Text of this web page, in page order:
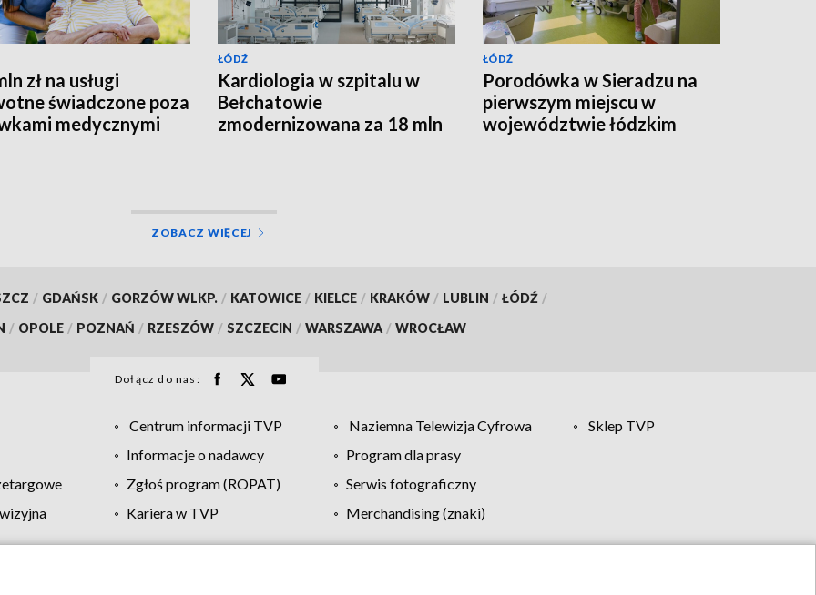
zł na usługi
świadczone poza
medycznymi
ŁÓDŹ
Kardiologia w szpitalu w
Bełchatowie
zmodernizowana za 18 mln
ŁÓDŹ
Porodówka w Sieradzu na
pierwszym miejscu w
województwie łódzkim
ZOBACZ WIĘCEJ
/ GDAŃSK / GORZÓW WLKP. / KATOWICE / KIELCE / KRAKÓW / LUBLIN / ŁÓDŹ /
/ OPOLE / POZNAŃ / RZESZÓW / SZCZECIN / WARSZAWA / WROCŁAW
Dołącz do nas:
Centrum informacji TVP Naziemna Telewizja Cyfrowa
Sklep TVP
Informacje o nadawcy
Program dla prasy
Zgłoś program (ROPAT)
Serwis fotograficzny
Kariera w TVP
Merchandising (znaki)